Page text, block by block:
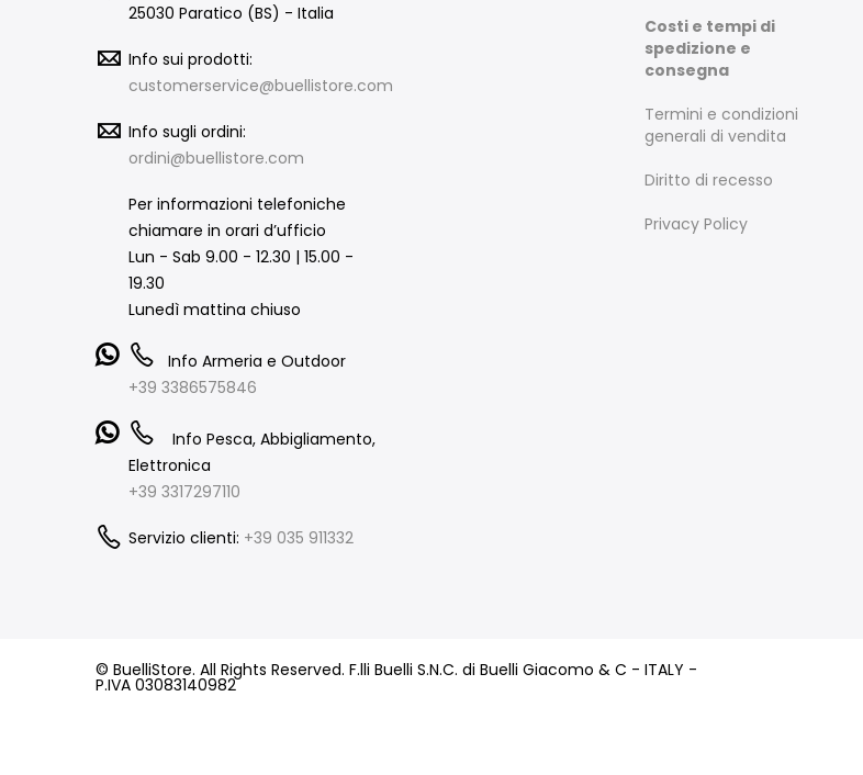
25030 Paratico (BS) - Italia
Info sui prodotti:
customerservice@buellistore.com
Info sugli ordini:
ordini@buellistore.com
Per informazioni telefoniche
chiamare in orari d’ufficio
Lun - Sab 9.00 - 12.30 | 15.00 -
19.30
Lunedì mattina chiuso
Info Armeria e Outdoor
+39 3386575846
Info Pesca, Abbigliamento,
Elettronica
+39 3317297110
Servizio clienti: +39 035 911332
Costi e tempi di
spedizione e
consegna
Termini e condizioni
generali di vendita
Diritto di recesso
Privacy Policy
© BuelliStore. All Rights Reserved. F.lli Buelli S.N.C. di Buelli Giacomo & C - ITALY -
P.IVA 03083140982